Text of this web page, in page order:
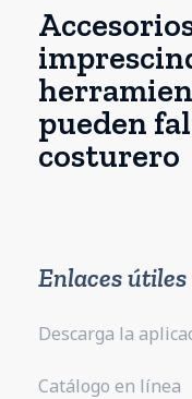
pueden
costurero
Enlaces útiles
Descarga la
Catálogo en línea